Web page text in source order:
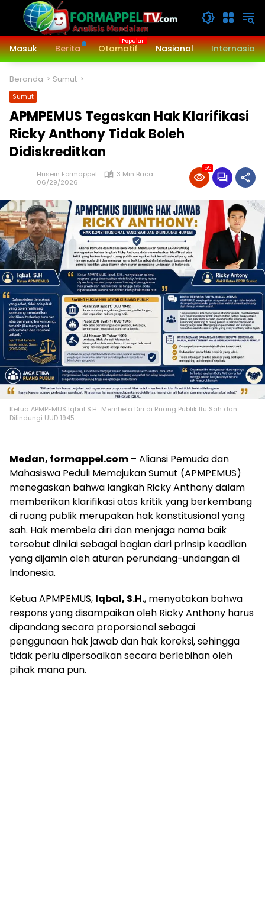
Langsung
konten
Masuk
Berita Otomotif Nasional
Beranda Sumut
Sumut
APMPEMUS Tegaskan Hak Klarifikasi
Ricky Anthony Tidak Boleh
Didiskreditkan
Husein Formappel
3 Min Baca
06/29/2026
55
Ketua APMPEMUS Iqbal S.H.: Membela Diri di Ruang Publik Itu Sah dan
Dilindungi UUD 1945
Medan, formappel.com – Aliansi Pemuda dan
Mahasiswa Peduli Memajukan Sumut (APMPEMUS)
menegaskan bahwa langkah Ricky Anthony dalam
memberikan klarifikasi atas kritik yang berkembang
di ruang publik merupakan hak konstitusional yang
sah. Hak membela diri dan menjaga nama baik
tersebut dinilai sebagai bagian dari prinsip keadilan
yang dijamin oleh aturan perundang-undangan di
Indonesia.
Ketua APMPEMUS, Iqbal, S.H., menyatakan bahwa
respons yang disampaikan oleh Ricky Anthony harus
dipandang secara proporsional sebagai
penggunaan hak jawab dan hak koreksi, sehingga
tidak perlu dipersoalkan secara berlebihan oleh
pihak mana pun.